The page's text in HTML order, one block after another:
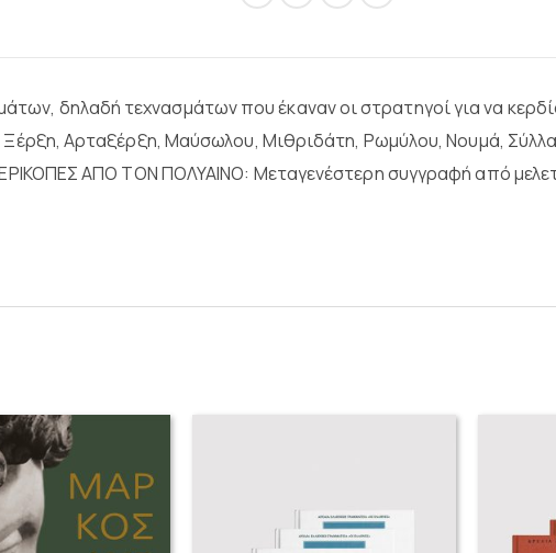
δηλαδή τεχνασμάτων που έκαναν οι στρατηγοί για να
Αρταξέρξη, Μαύσωλου, Μιθριδάτη, Ρωμύλου, Νουμά,
ΑΠΟ ΤΟΝ ΠΟΛΥΑΙΝΟ: Μεταγενέστερη συγγραφή από